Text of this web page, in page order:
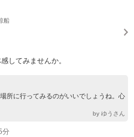
船
してみませんか。
所に行ってみるのがいいでしょうね。心
by ゆうさん
分